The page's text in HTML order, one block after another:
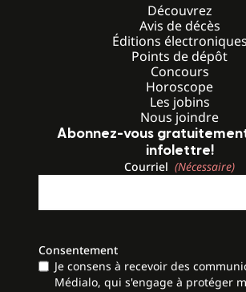
Découvrez
Avis de décès
Éditions électroniques
Points de dépôt
Concours
Horoscope
Les jobins
Nous joindre
Abonnez-vous
infolettre!
Courriel (Nécessaire)
Consentement
Je consens à recevoir des
Médialo, qui s'engage à protéger